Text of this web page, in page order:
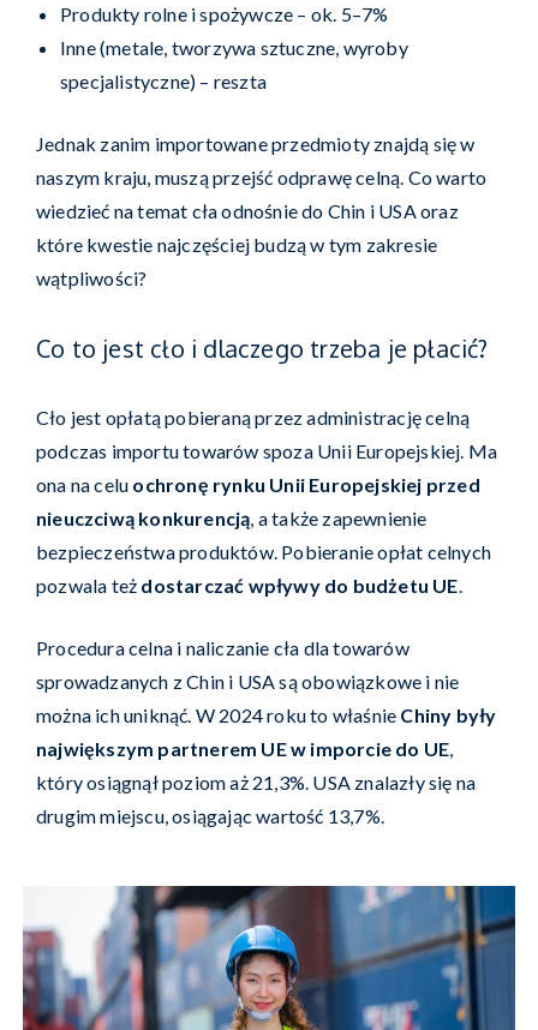
Produkty rolne i spożywcze – ok. 5–7%
Inne (metale, tworzywa sztuczne, wyroby
specjalistyczne) – reszta
Jednak zanim importowane przedmioty znajdą się w
naszym kraju, muszą przejść odprawę celną. Co warto
wiedzieć na temat cła odnośnie do Chin i USA oraz
które kwestie najczęściej budzą w tym zakresie
wątpliwości?
Co to jest cło i dlaczego trzeba je płacić?
Cło jest opłatą pobieraną przez administrację celną
podczas importu towarów spoza Unii Europejskiej. Ma
ona na celu ochronę rynku Unii Europejskiej przed
nieuczciwą konkurencją , a także zapewnienie
bezpieczeństwa produktów. Pobieranie opłat celnych
pozwala też dostarczać wpływy do budżetu UE
Procedura celna i naliczanie cła dla towarów
sprowadzanych z Chin i USA są obowiązkowe i nie
można ich uniknąć. W 2024 roku to właśnie Chiny były
największym partnerem UE w imporcie do UE
który osiągnął poziom aż 21,3%. USA znalazły się na
drugim miejscu, osiągając wartość 13,7%.